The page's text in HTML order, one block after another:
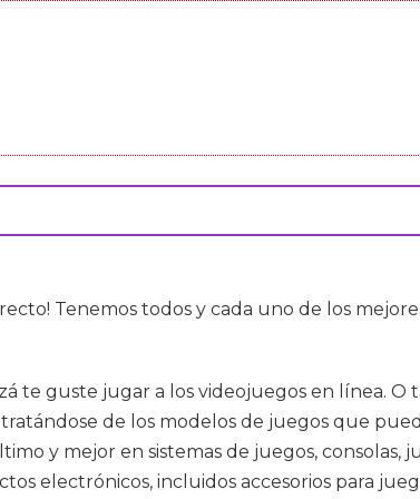
Tenemos todos y cada uno de los
te guste jugar a los videojuegos en línea.
de los modelos de juegos que
y mejor en sistemas de juegos, consolas,
electrónicos, incluidos accesorios para